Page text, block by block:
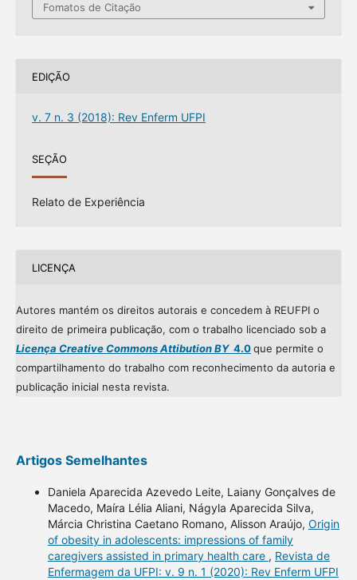
Fomatos de Citação
EDIÇÃO
v. 7 n. 3 (2018): Rev Enferm UFPI
SEÇÃO
Relato de Experiência
LICENÇA
Autores mantém os direitos autorais e concedem à REUFPI o
direito de primeira publicação, com o trabalho licenciado sob a
Licença Creative Commons Attibution BY4.0que permite o
compartilhamento do trabalho com reconhecimento da autoria e
publicação inicial nesta revista.
Artigos Semelhantes
Daniela Aparecida Azevedo Leite, Laiany Gonçalves de
Macedo, Maíra Lélia Aliani, Nágyla Aparecida Silva,
Márcia Christina Caetano Romano, Alisson Araújo, Origin
of obesity in adolescents: impressions of family
caregivers assisted in primary health care , Revista de
Enfermagem da UFPI: v. 9 n. 1 (2020): Rev Enferm UFPI